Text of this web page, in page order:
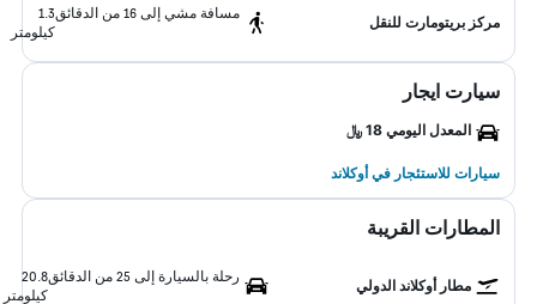
مركز بريتومارت للنقل
مسافة مشي إلى 16 من الدقائق
1.3
كيلومتر
سيارت ايجار
المعدل اليومي 18 ﷼
سيارات للاستئجار في أوكلاند
المطارات القريبة
مطار أوكلاند الدولي
رحلة بالسيارة إلى 25 من الدقائق
20.8
كيلومتر